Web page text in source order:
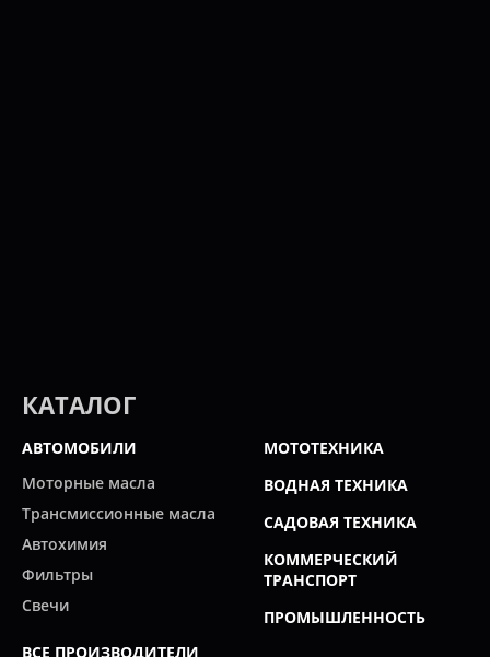
КАТАЛОГ
АВТОМОБИЛИ
Моторные масла
Трансмиссионные масла
Автохимия
Фильтры
Свечи
ВСЕ ПРОИЗВОДИТЕЛИ
МОТОТЕХНИКА
ВОДНАЯ ТЕХНИКА
САДОВАЯ ТЕХНИКА
КОММЕРЧЕСКИЙ
ТРАНСПОРТ
ПРОМЫШЛЕННОСТЬ